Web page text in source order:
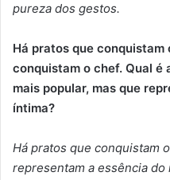
pureza dos gestos.
Há pratos que
conquistam o chef. Qual é
mais popular, mas que
íntima?
Há pratos que conquistam
representam a essência do